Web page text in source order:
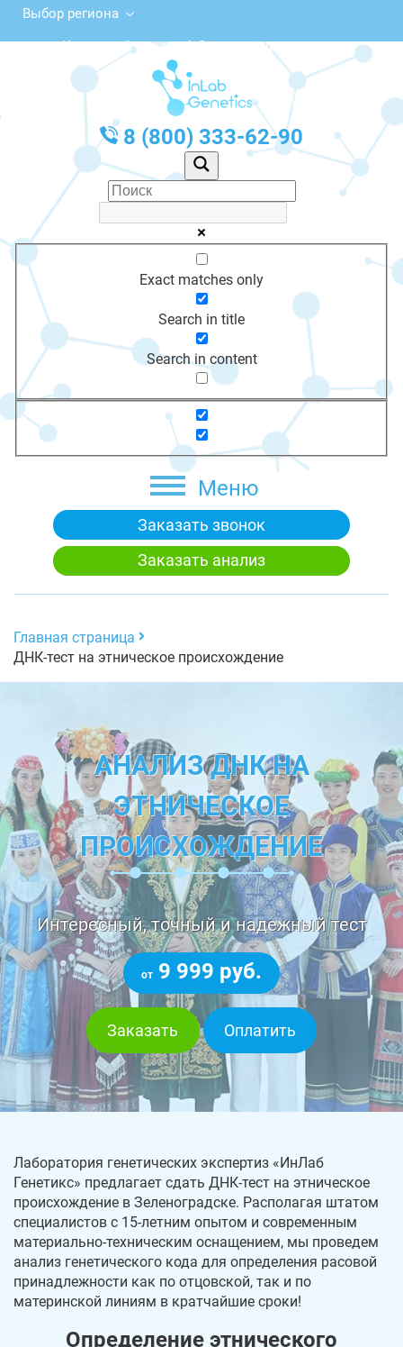
Выбор региона
Курортный просп., 4, Зеленоградск
с 10:00 до 20:00
График работы: Пн-Пт с 10:00 до 20:00
8 (800) 333-62-90
Exact matches only
Search in title
Search in content
Меню
Заказать звонок
Заказать анализ
Главная страница
ДНК-тест на этническое происхождение
АНАЛИЗ ДНК НА
ЭТНИЧЕСКОЕ
ПРОИСХОЖДЕНИЕ
Интересный, точный и надежный тест
от 9 999 руб.
Заказать Оплатить
Лаборатория генетических экспертиз «ИнЛаб
Генетикс» предлагает сдать ДНК-тест на этническое
происхождение в Зеленоградске. Располагая штатом
специалистов с 15-летним опытом и современным
материально-техническим оснащением, мы проведем
анализ генетического кода для определения расовой
принадлежности как по отцовской, так и по
материнской линиям в кратчайшие сроки!
Определение этнического